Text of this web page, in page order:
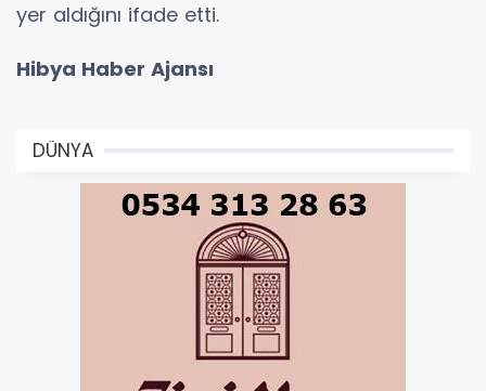
yer aldığını ifade etti.
Hibya Haber Ajansı
DÜNYA